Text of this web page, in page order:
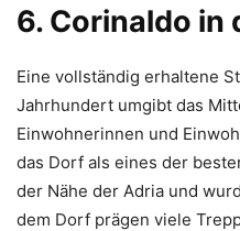
6. Corinaldo in
Eine vollständig erhaltene
Jahrhundert umgibt das
Einwohnerinnen und
das Dorf als eines der
der Nähe der Adria und
dem Dorf prägen viele